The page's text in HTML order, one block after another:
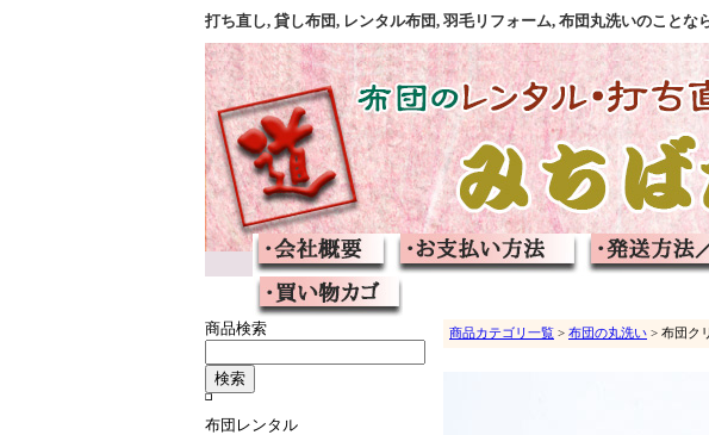
打ち直し, 貸し布団, レンタル布団, 羽毛リフォーム, 布団丸洗いのこと
商品検索
布団レンタル
商品カテゴリ一覧 > 布団の丸洗い > 布団ク